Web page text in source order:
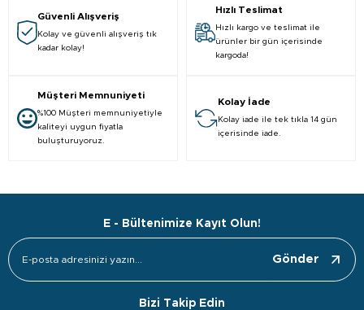
Güvenli Alışveriş
Kolay ve güvenli alışveriş tık
kadar kolay!
Hızlı Teslimat
Hızlı kargo ve teslimat ile
ürünler bir gün içerisinde
kargoda!
Müşteri Memnuniyeti
%100 Müşteri memnuniyetiyle
kaliteyi uygun fiyatla
buluşturuyoruz.
Kolay İade
Kolay iade ile tek tıkla 14 gün
içerisinde iade.
E - Bültenimize Kayıt Olun!
Gönder
Bizi Takip Edin